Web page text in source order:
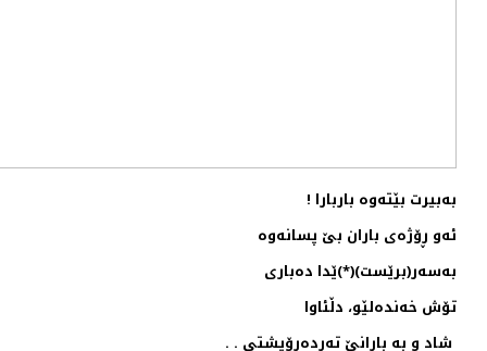
به‌بیرت بێته‌وه‌ باربارا !
ئه‌و ڕۆژه‌ی باران بێ پسانه‌وه‌
به‌سه‌ر(برێست)(*)ێدا ده‌باری
تۆش خه‌نده‌لێو، دڵئاوا
شاد و به‌ بارانێ ته‌ڕده‌ڕۆیشتی . .